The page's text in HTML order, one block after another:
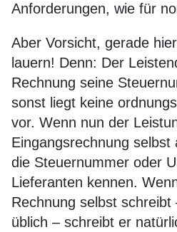
Anforderungen, wie für
Aber Vorsicht, gerade
lauern! Denn: Der
Rechnung seine
sonst liegt keine
vor. Wenn nun der
Eingangsrechnung
die Steuernummer oder
Lieferanten kennen.
Rechnung selbst
üblich – schreibt er